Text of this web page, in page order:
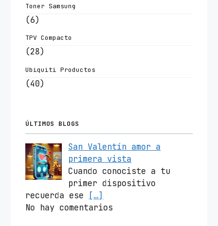
Toner Samsung
(6)
TPV Compacto
(28)
Ubiquiti Productos
(40)
ÚLTIMOS BLOGS
San Valentín amor a
primera vista
Cuando conociste a tu
primer dispositivo
recuerda ese
[…]
No hay comentarios